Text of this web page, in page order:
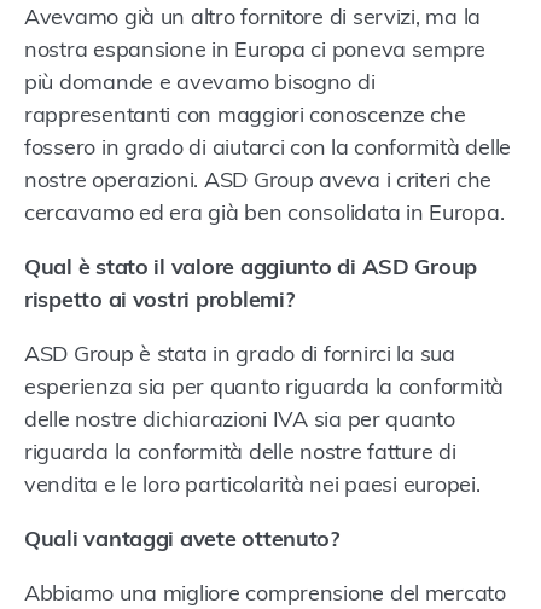
Avevamo già un altro fornitore di servizi, ma la
nostra espansione in Europa ci poneva sempre
più domande e avevamo bisogno di
rappresentanti con maggiori conoscenze che
fossero in grado di aiutarci con la conformità delle
nostre operazioni. ASD Group aveva i criteri che
cercavamo ed era già ben consolidata in Europa.
Qual è stato il valore aggiunto di ASD Group
rispetto ai vostri problemi?
ASD Group è stata in grado di fornirci la sua
esperienza sia per quanto riguarda la conformità
delle nostre dichiarazioni IVA sia per quanto
riguarda la conformità delle nostre fatture di
vendita e le loro particolarità nei paesi europei.
Quali vantaggi avete ottenuto?
Abbiamo una migliore comprensione del mercato